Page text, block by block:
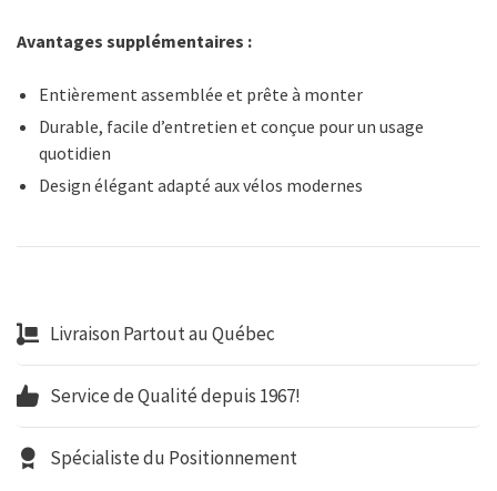
Avantages supplémentaires :
Entièrement assemblée et prête à monter
Durable, facile d’entretien et conçue pour un usage
quotidien
Design élégant adapté aux vélos modernes
Livraison Partout au Québec
Service de Qualité depuis 1967!
Spécialiste du Positionnement